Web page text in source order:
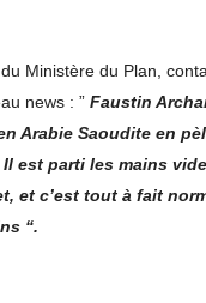
Ministère du Plan,
news : ” Faustin
Arabie Saoudite en
est parti les mains
et c’est tout à fait
“.